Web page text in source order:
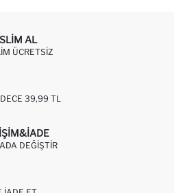
AL
ÜCRETSIZ
39,99 TL
DEĞIŞTIR